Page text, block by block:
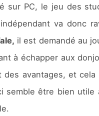
sur PC, le jeu des
va donc
il est demandé au
à échapper aux
avantages, et
semble être bien